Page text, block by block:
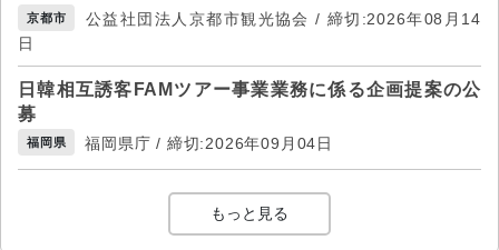
京都市
公益社団法人京都市観光協会 / 締切:2026年08月14
日
日韓相互誘客FAMツアー事業業務に係る企画提案の公
募
福岡県 福岡県庁 / 締切:2026年09月04日
もっと見る